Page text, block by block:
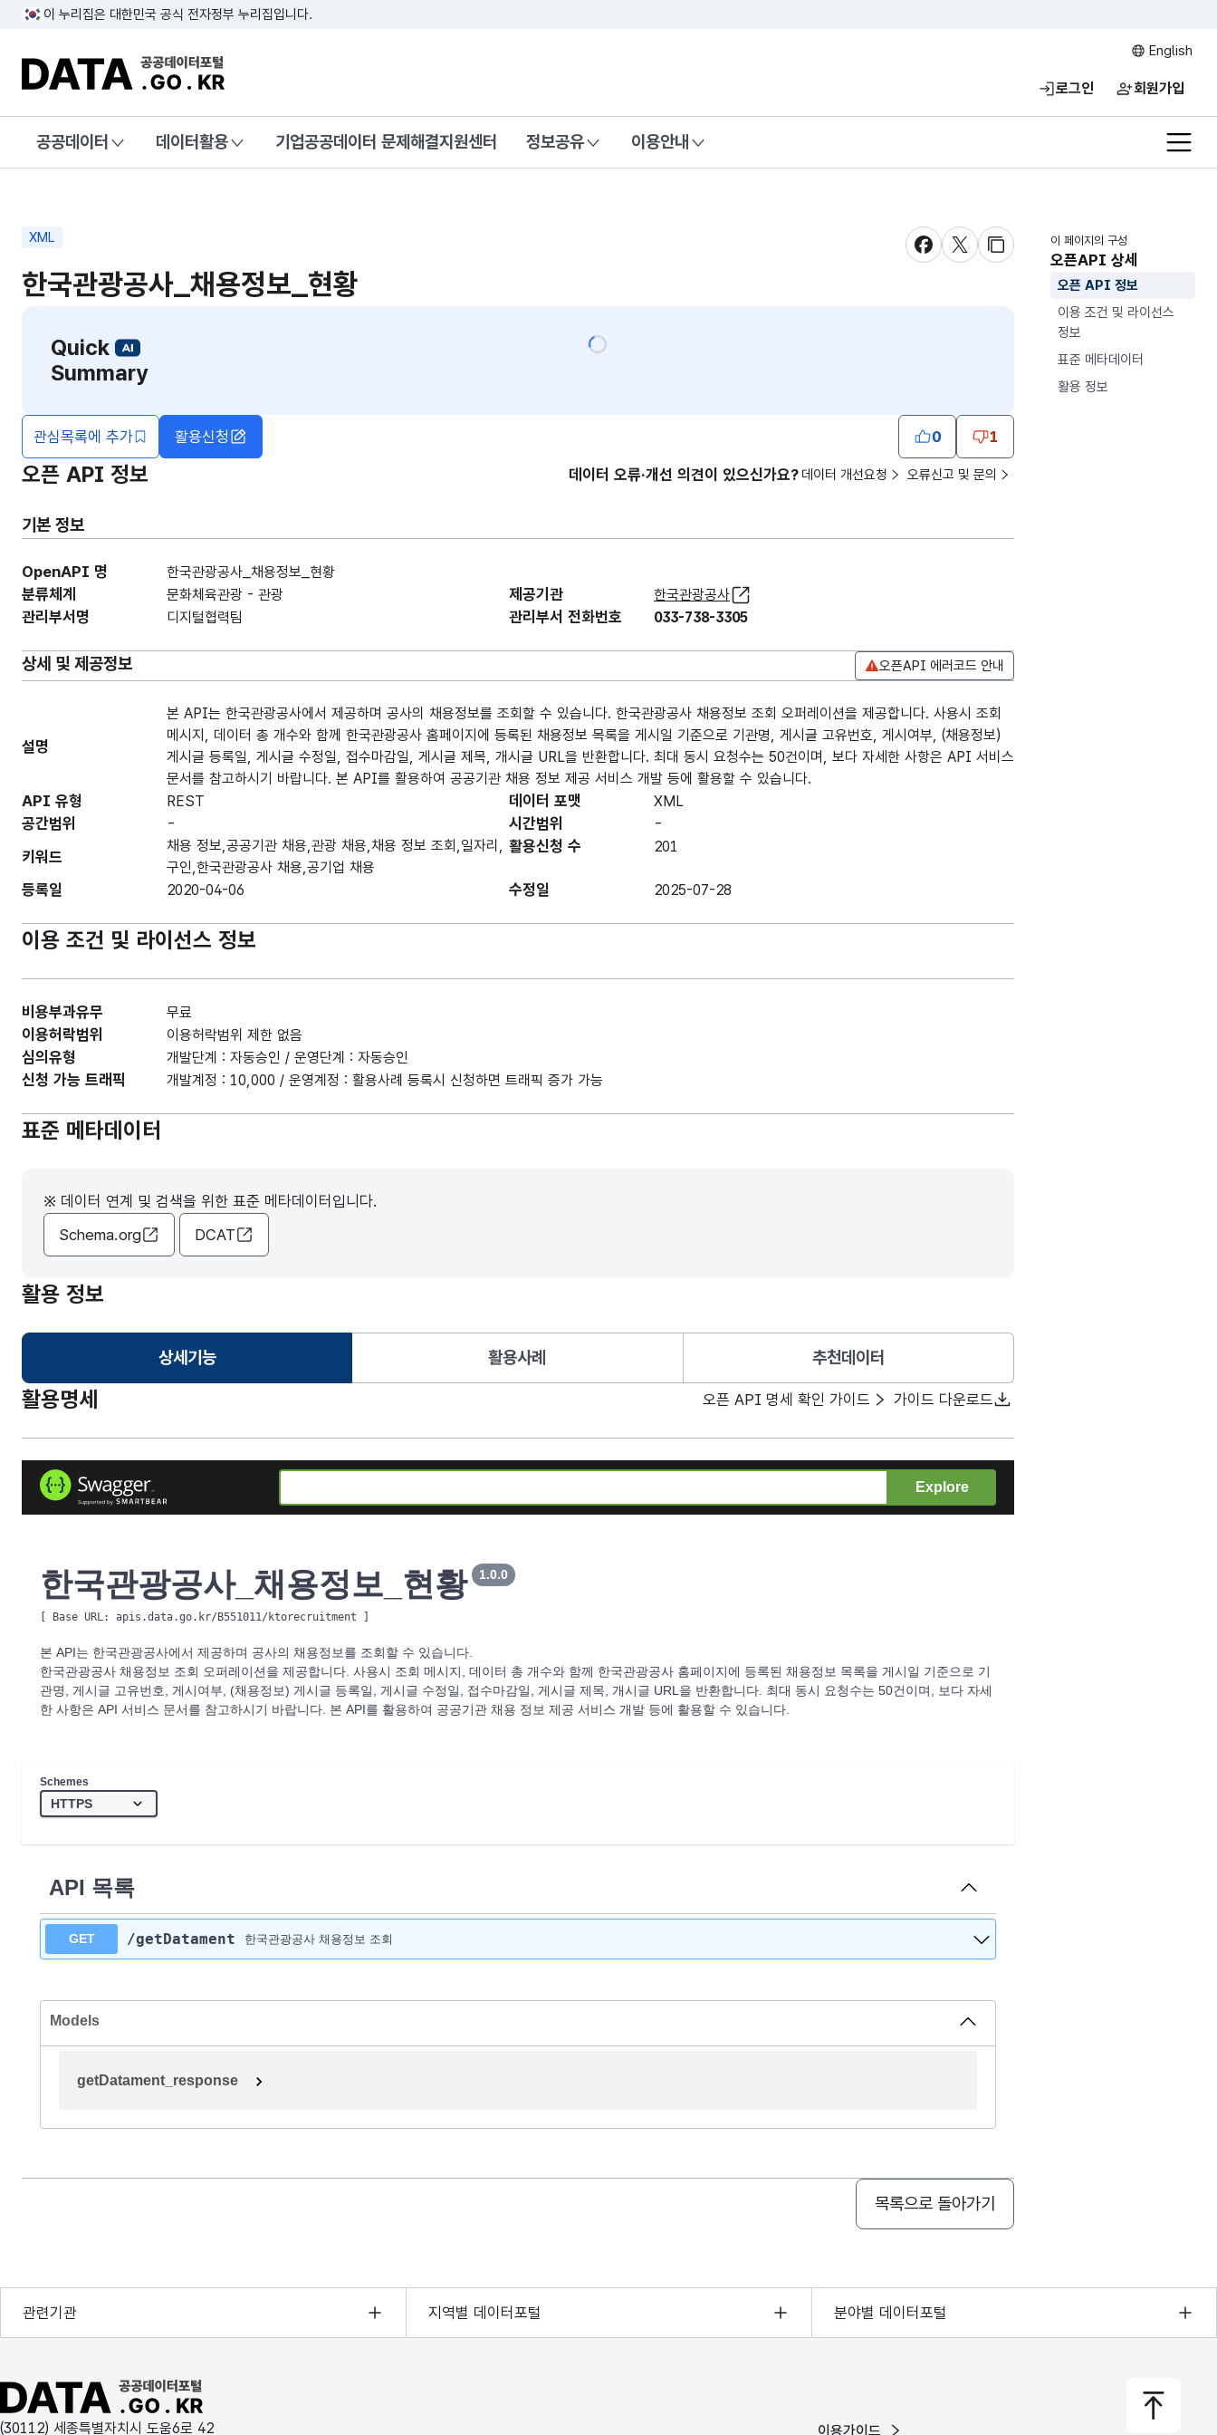
이 누리집은 대한민국 공식 전자정부 누리집입니다.
DATA.GO.KR 공공데이터포털
English
로그인 회원가입
전체
공공데이터 데이터활용 기업공공데이터 문제해결지원센터 정보공유 이용안내
XML
새창 열림새창 열림새창 열림
한국관광공사_채용정보_현황
Quick
Summary
관심목록에 추가 활용신청 0 1
이 페이지의 구성
오픈API 상세
오픈 API 정보
이용 조건 및 라이선스
정보
표준 메타데이터
활용 정보
오픈 API 정보 데이터 오류·개선 의견이 있으신가요? 데이터 개선요청 오류신고 및 문의
기본 정보
OpenAPI 명 한국관광공사_채용정보_현황
분류체계 문화체육관광 - 관광 제공기관 한국관광공사
관리부서명 디지털협력팀 관리부서 전화번호 033-738-3305
상세 및 제공정보 오픈API 에러코드 안내
설명
본 API는 한국관광공사에서 제공하며 공사의 채용정보를 조회할 수 있습니다. 한국관광공사 채용정보 조회 오퍼레이션을 제공합니다. 사용시 조회
메시지, 데이터 총 개수와 함께 한국관광공사 홈페이지에 등록된 채용정보 목록을 게시일 기준으로 기관명, 게시글 고유번호, 게시여부, (채용정보)
게시글 등록일, 게시글 수정일, 접수마감일, 게시글 제목, 개시글 URL을 반환합니다. 최대 동시 요청수는 50건이며, 보다 자세한 사항은 API 서비스
문서를 참고하시기 바랍니다. 본 API를 활용하여 공공기관 채용 정보 제공 서비스 개발 등에 활용할 수 있습니다.
API 유형 REST 데이터 포맷 XML
공간범위 - 시간범위 -
키워드
채용 정보,공공기관 채용,관광 채용,채용 정보 조회,일자리,
구인,한국관광공사 채용,공기업 채용
활용신청 수 201
등록일 2020-04-06 수정일 2025-07-28
이용 조건 및 라이선스 정보
비용부과유무 무료
이용허락범위 이용허락범위 제한 없음
심의유형 개발단계 : 자동승인 / 운영단계 : 자동승인
신청 가능 트래픽 개발계정 : 10,000 / 운영계정 : 활용사례 등록시 신청하면 트래픽 증가 가능
표준 메타데이터
※ 데이터 연계 및 검색을 위한 표준 메타데이터입니다.
Schema.org
DCAT
활용 정보
상세기능
선택됨
활용사례 추천데이터
활용명세 오픈 API 명세 확인 가이드 가이드 다운로드
Explore
한국관광공사_채용정보_현황 1.0.0
[ Base URL: apis.data.go.kr/B551011/ktorecruitment
본 API는 한국관광공사에서 제공하며 공사의 채용정보를 조회할 수 있습니다.
한국관광공사 채용정보 조회 오퍼레이션을 제공합니다. 사용시 조회 메시지, 데이터 총 개수와 함께 한국관광공사 홈페이지에 등록된 채용정보 목록을 게시일 기준으로 기
관명, 게시글 고유번호, 게시여부, (채용정보) 게시글 등록일, 게시글 수정일, 접수마감일, 게시글 제목, 개시글 URL을 반환합니다. 최대 동시 요청수는 50건이며, 보다 자세
한 사항은 API 서비스 문서를 참고하시기 바랍니다. 본 API를 활용하여 공공기관 채용 정보 제공 서비스 개발 등에 활용할 수 있습니다.
Schemes
API 목록
GET /getDatament 한국관광공사 채용정보 조회
Models
getDatament_response
목록으로 돌아가기
관련기관
행정안전부
한국지능정보사회진흥원
국가정보자원관리원
지역별 데이터포털
서울 열린데이터광장
경기데이터드림
분야별 데이터포털
기상자료개방포털
국토교통부 공간정보오픈플랫폼
공공데이터포털 바로가기
(30112) 세종특별자치시 도움6로 42 이용가이드